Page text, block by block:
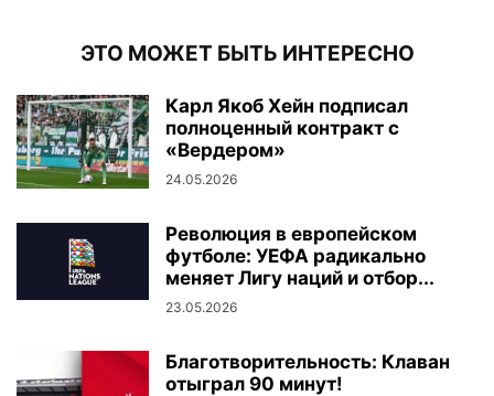
ЭТО МОЖЕТ БЫТЬ ИНТЕРЕСНО
Карл Якоб Хейн подписал
полноценный контракт с
«Вердером»
24.05.2026
Революция в европейском
футболе: УЕФА радикально
меняет Лигу наций и отбор...
23.05.2026
Благотворительность: Клаван
отыграл 90 минут!